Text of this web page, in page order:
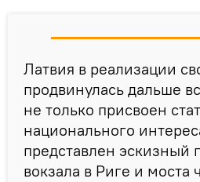
Латвия в реализации
продвинулась дальше
не только присвоен
национального
представлен эскизный
вокзала в Риге и моста